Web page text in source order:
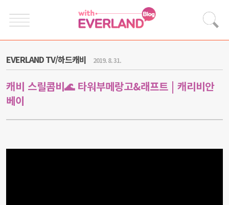
EVERLAND TV/하드캐비 2019. 8. 31.
캐비 스릴콤비🌊 타워부메랑고&래프트 | 캐리비안
베이